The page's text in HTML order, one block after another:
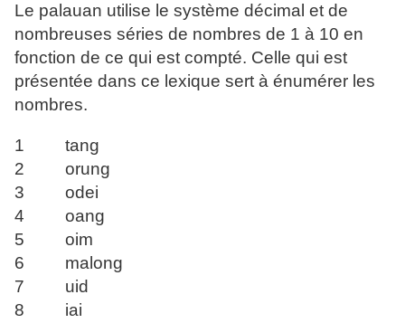
Le palauan utilise le système décimal et de
nombreuses séries de nombres de 1 à 10 en
fonction de ce qui est compté. Celle qui est
présentée dans ce lexique sert à énumérer les
nombres.
1 tang
2 orung
3 odei
4 oang
5 oim
6 malong
7 uid
8 iai